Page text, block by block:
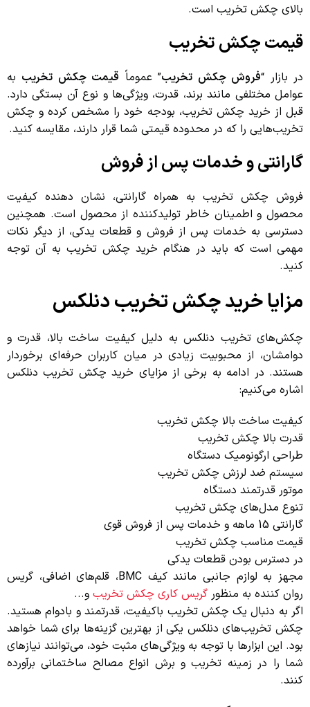
بالای چکش تخریب است.
قیمت چکش تخریب
در بازار “فروش چکش تخریب” عموماً قیمت چکش تخریب به
عوامل مختلفی مانند برند، قدرت، ویژگی‌ها و نوع آن بستگی دارد.
قبل از خرید چکش تخریب، بودجه خود را مشخص کرده و چکش
تخریب‌هایی را که در محدوده قیمتی شما قرار دارند، مقایسه کنید.
گارانتی و خدمات پس از فروش
فروش چکش تخریب به همراه گارانتی، نشان دهنده کیفیت
محصول و اطمینان خاطر تولیدکننده از محصول است. همچنین
دسترسی به خدمات پس از فروش و قطعات یدکی، از دیگر نکات
مهمی است که باید در هنگام خرید چکش تخریب به آن توجه
کنید.
مزایا خرید چکش تخریب دنلکس
چکش‌های تخریب دنلکس به دلیل کیفیت ساخت بالا، قدرت و
دوامشان، از محبوبیت زیادی در میان کاربران حرفه‌ای برخوردار
هستند. در ادامه به برخی از مزایای خرید چکش تخریب دنلکس
اشاره می‌کنیم:
کیفیت ساخت بالا چکش تخریب
قدرت بالا چکش تخریب
طراحی ارگونومیک دستگاه
سیستم ضد لرزش چکش تخریب
موتور قدرتمند دستگاه
تنوع مدل‌های چکش تخریب
گارانتی 15 ماهه و خدمات پس از فروش قوی
قیمت مناسب چکش تخریب
در دسترس بودن قطعات یدکی
مجهز به لوازم جانبی مانند کیف BMC، قلم‌های اضافی، گریس
روان کننده به منظور گریس کاری چکش تخریب و...
اگر به دنبال یک چکش تخریب باکیفیت، قدرتمند و بادوام هستید.
چکش تخریب‌های دنلکس یکی از بهترین گزینه‌ها برای شما خواهد
بود. این ابزارها با توجه به ویژگی‌های مثبت خود، می‌توانند نیازهای
شما را در زمینه تخریب و برش انواع مصالح ساختمانی برآورده
کنند.